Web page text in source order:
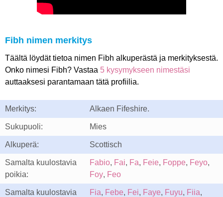
Fibh nimen merkitys
Täältä löydät tietoa nimen Fibh alkuperästä ja merkityksestä.
Onko nimesi Fibh? Vastaa 5 kysymykseen nimestäsi
auttaaksesi parantamaan tätä profiilia.
Merkitys: Alkaen Fifeshire.
Sukupuoli: Mies
Alkuperä: Scottisch
Samalta kuulostavia
poikia:
Fabio, Fai, Fa, Feie, Foppe, Feyo,
Foy, Feo
Samalta kuulostavia
Fia, Febe, Fei, Faye, Fuyu, Fiia,